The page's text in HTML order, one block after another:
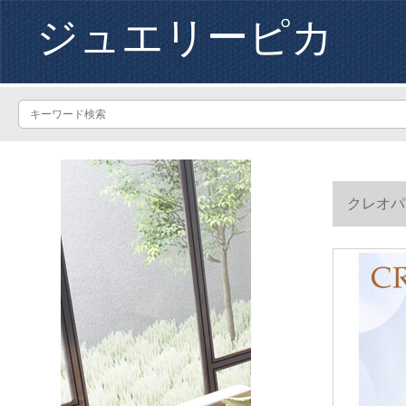
ジュエリーピカ
クレオ